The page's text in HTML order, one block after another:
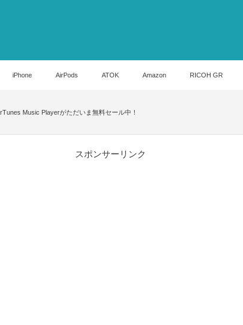
iPhone AirPods ATOK Amazon RICOH GR
Music Playerがただいま無料セール中！
スポンサーリンク